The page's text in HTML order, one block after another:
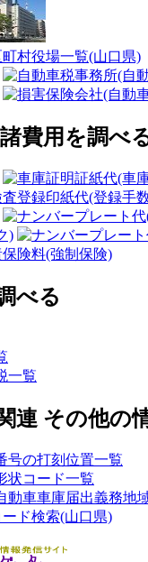
費用を調べ
)
べる
連 その他の